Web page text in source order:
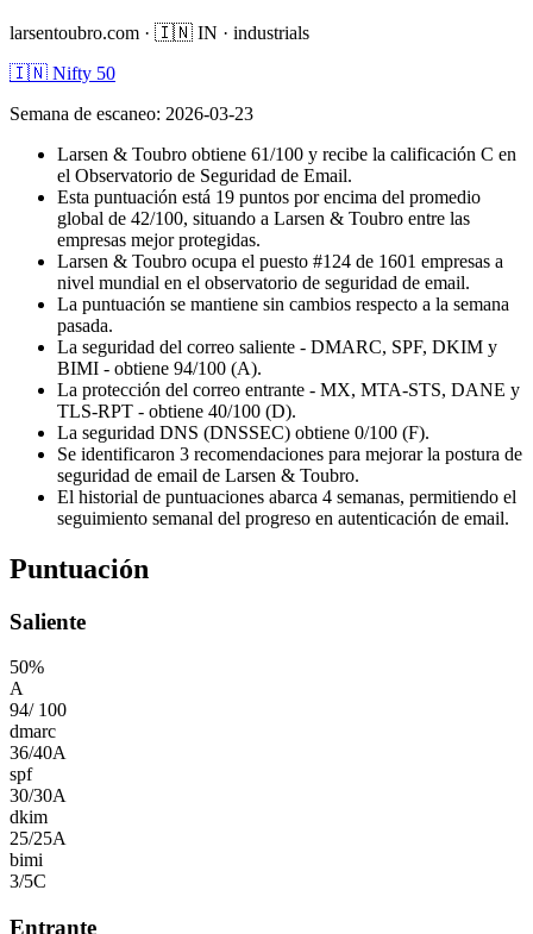
larsentoubro.com · 🇮🇳 IN · industrials
🇮🇳 Nifty 50
Semana de escaneo: 2026-03-23
Larsen & Toubro obtiene 61/100 y recibe la calificación C en
el Observatorio de Seguridad de Email.
Esta puntuación está 19 puntos por encima del promedio
global de 42/100, situando a Larsen & Toubro entre las
empresas mejor protegidas.
Larsen & Toubro ocupa el puesto #124 de 1601 empresas a
nivel mundial en el observatorio de seguridad de email.
La puntuación se mantiene sin cambios respecto a la semana
pasada.
La seguridad del correo saliente - DMARC, SPF, DKIM y
BIMI - obtiene 94/100 (A).
La protección del correo entrante - MX, MTA-STS, DANE y
TLS-RPT - obtiene 40/100 (D).
La seguridad DNS (DNSSEC) obtiene 0/100 (F).
Se identificaron 3 recomendaciones para mejorar la postura de
seguridad de email de Larsen & Toubro.
El historial de puntuaciones abarca 4 semanas, permitiendo el
seguimiento semanal del progreso en autenticación de email.
Puntuación
Saliente
50%
A
94/ 100
dmarc
36/40A
spf
30/30A
dkim
25/25A
bimi
3/5C
Entrante